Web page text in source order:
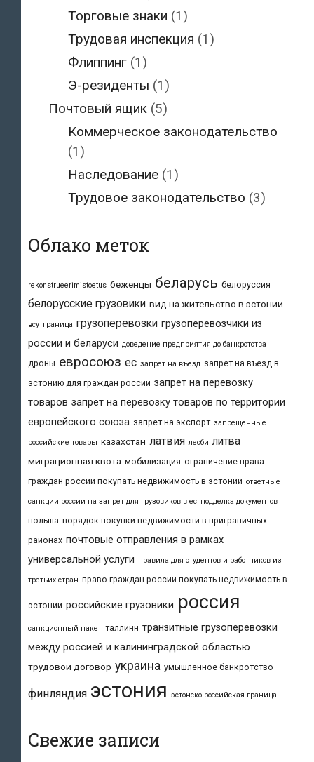
Торговые знаки (1)
Трудовая инспекция (1)
Флиппинг (1)
Э-резиденты (1)
Почтовый ящик(5)
Коммерческое законодательство
(1)
Наследование (1)
Трудовое законодательство (3)
Облако меток
rekonstrueerimistoetus беженцы беларусь белоруссия
белорусские грузовики вид на жительство в эстонии
всу граница грузоперевозки грузоперевозчики из
россии и беларуси доведение предприятия до банкротства
дроны евросоюз ес запрет на въезд запрет на въезд в
эстонию для граждан россии запрет на перевозку
товаров запрет на перевозку товаров по территории
европейского союза запрет на экспорт запрещённые
российские товары казахстан латвия лесби литва
миграционная квота мобилизация ограничение права
граждан россии покупать недвижимость в эстонии ответные
санкции россии на запрет для грузовиков в ес подделка документов
польша порядок покупки недвижимости в приграничных
районах почтовые отправления в рамках
универсальной услуги правила для студентов и работников из
третьих стран право граждан россии покупать недвижимость в
эстонии российские грузовики россия
санкционный пакет таллинн транзитные грузоперевозки
между россией и калининградской областью
трудовой договор украина умышленное банкротство
финляндия эстония эстонско-российская граница
Свежие записи